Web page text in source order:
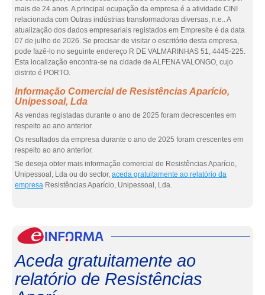
mais de 24 anos. A principal ocupação da empresa é a atividade CINI
relacionada com Outras indústrias transformadoras diversas, n.e.. A
atualização dos dados empresariais registados em Empresite é da data
07 de julho de 2026. Se precisar de visitar o escritório desta empresa,
pode fazê-lo no seguinte endereço R DE VALMARINHAS 51, 4445-225.
Esta localização encontra-se na cidade de ALFENA VALONGO, cujo
distrito é PORTO.
Informação Comercial de Resistências Aparício,
Unipessoal, Lda
As vendas registadas durante o ano de 2025 foram decrescentes em
respeito ao ano anterior.
Os resultados da empresa durante o ano de 2025 foram crescentes em
respeito ao ano anterior.
Se deseja obter mais informação comercial de Resistências Aparício,
Unipessoal, Lda ou do sector, aceda gratuitamente ao relatório da
empresa Resistências Aparício, Unipessoal, Lda.
Aceda gratuitamente ao
relatório de Resistências